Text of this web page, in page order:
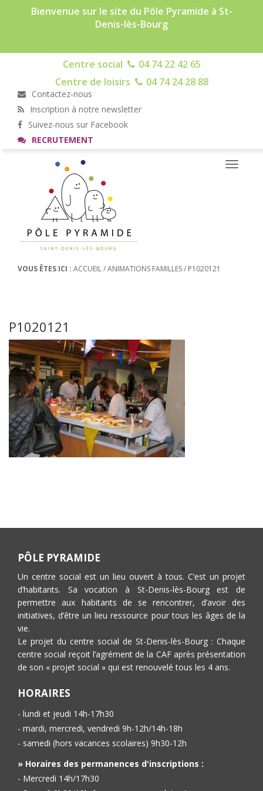
Bienvenue sur le site du Pôle Pyramide à St-
Denis-lès-Bourg
Centre social
04 74 22 42 65
Centre de loisirs
04 74 24 28 88
Contactez-nous
Inscription à notre newsletter
Suivez-nous sur Facebook
RECRUTEMENT
Toggle
VOUS ÊTES ICI : ACCUEIL/ANIMATIONS FAMILLES/ P1020121
P1020121
PÔLE PYRAMIDE
Un centre social est un lieu ouvert à tous. C’est un projet
d’habitants. Sa vocation à St-Denis-lès-Bourg est de
permettre aux habitants de se rencontrer, d’avoir des
initiatives, d’être un lieu ressource pour tous les âges de la
vie.
Le projet du centre social de St-Denis-lès-Bourg : Chaque
centre social reçoit l’agrément de la CAF après présentation
de son « projet social » qui est renouvelé tous les 4 ans.
HORAIRES
- lundi et jeudi 14h-17h30
- mardi, mercredi, vendredi 9h-12h/14h-18h
- samedi (hors vacances scolaires) 9h30-12h
» Horaires des permanences d'inscriptions :
- Mercredi 14h/17h30